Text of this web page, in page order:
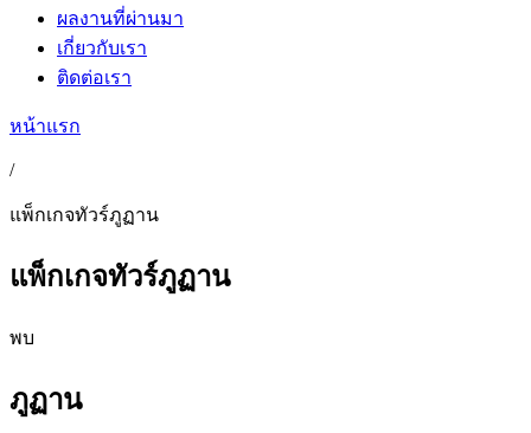
ผลงานที่ผ่านมา
เกี่ยวกับเรา
ติดต่อเรา
หน้าแรก
/
แพ็กเกจทัวร์ภูฏาน
แพ็กเกจทัวร์ภูฏาน
พบ
ภูฏาน